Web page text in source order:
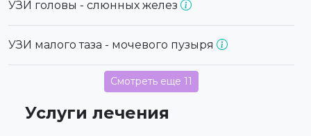
УЗИ головы - слюнных желез
УЗИ малого таза - мочевого пузыря
Смотреть еще 11
Услуги лечения